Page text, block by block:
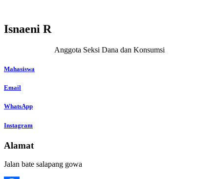
Isnaeni R
Anggota Seksi Dana dan Konsumsi
Mahasiswa
Email
WhatsApp
Instagram
Alamat
Jalan bate salapang gowa